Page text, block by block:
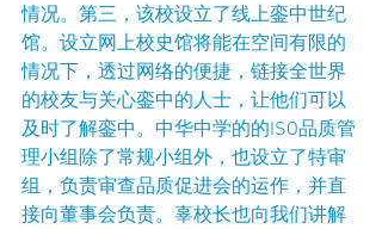
情况。第三，该校设立了线上銮中世纪
馆。设立网上校史馆将能在空间有限的
情况下，透过网络的便捷，链接全世界
的校友与关心銮中的人士，让他们可以
及时了解銮中。中华中学的的ISO品质管
理小组除了常规小组外，也设立了特审
组，负责审查品质促进会的运作，并直
接向董事会负责。辜校长也向我们讲解